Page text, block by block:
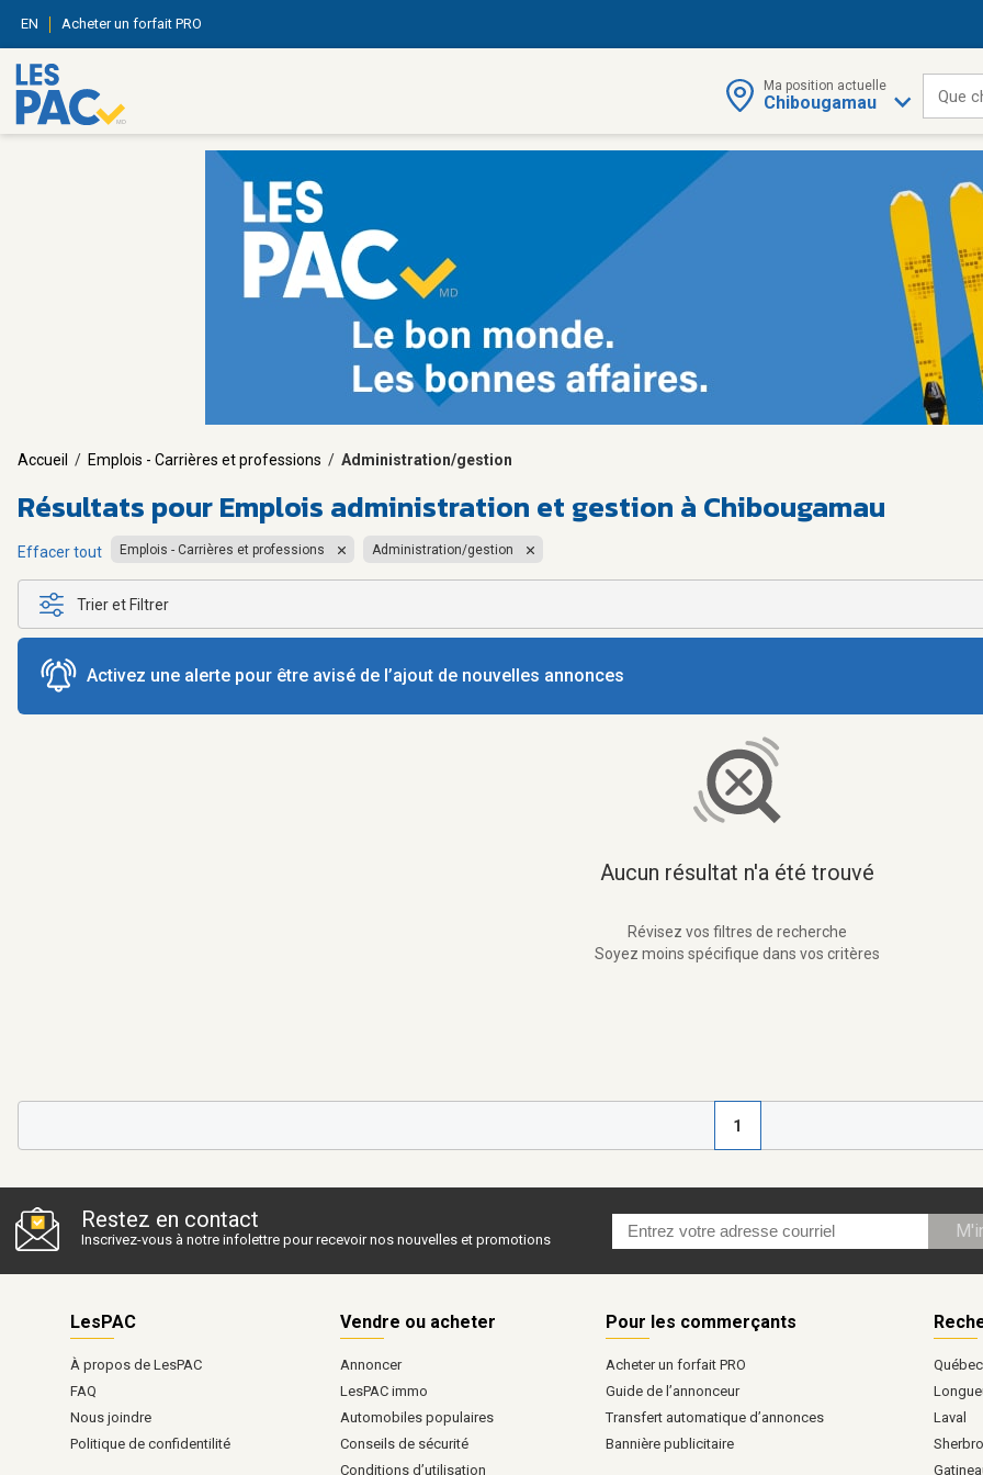
EN Acheter un forfait PRO
Ma position actuelle
Chibougamau Que
Accueil / Emplois - Carrières et professions / Administration/gestion
Résultats pourEmplois administration et gestion à Chibougamau
Effacer tout Emplois - Carrières et professions Administration/gestion
Trier et Filtrer
Activez une alerte pour être avisé de l’ajout de nouvelles annonces
Aucun résultat n'a été trouvé
Révisez vos filtres de recherche
Soyez moins spécifique dans vos critères
1
Restez en contact
Inscrivez-vous à notre infolettre pour recevoir nos nouvelles et promotions
LesPAC
À propos de LesPAC
FAQ
Nous joindre
Politique de confidentilité
Vendre ou acheter
Annoncer
LesPAC immo
Automobiles populaires
Conseils de sécurité
Conditions d’utilisation
Pour les commerçants
Acheter un forfait PRO
Guide de l’annonceur
Transfert automatique d’annonces
Bannière publicitaire
Québec
Laval